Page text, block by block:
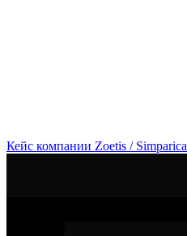
Кейс компании Zoetis / Simparica